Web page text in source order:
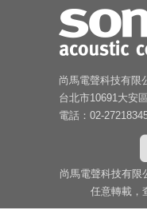
尚馬電聲科技有限
台北市10691大安
電話：02-
尚馬電聲科技有限
任意轉載，